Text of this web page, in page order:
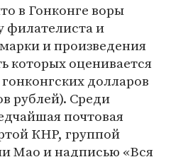
в Гонконге воры
филателиста и
и произведения
которых оценивается
долларов
рублей). Среди
почтовая
КНР, группой
Мао и надписью «Вся